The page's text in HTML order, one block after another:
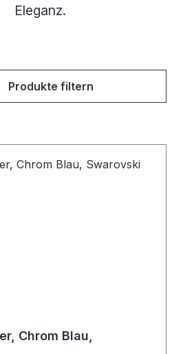
Eleganz.
Produkte filtern
Chrom Blau,